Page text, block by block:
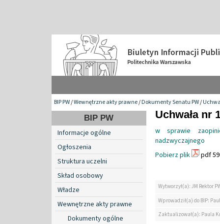
BIP PW/Wewnętrzne akty prawne/Dokumenty Senatu PW/
BIP PW
Informacje ogólne
Ogłoszenia
Struktura uczelni
Skład osobowy
Władze
Wewnętrzne akty prawne
Dokumenty ogólne
Uchwała nr
w sprawie
nadzwyczajnego
Pobierz plik
pdf
Wytworzył(a): JM Rektor
Wprowadził(a) do BIP:
Zaktualizował(a): Paula